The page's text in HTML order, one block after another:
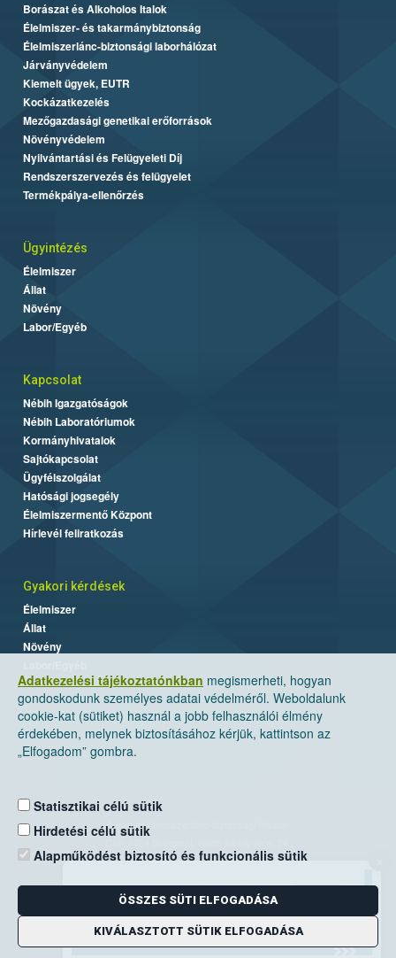
Adatkezelési tájékoztatónkban megismerheti, hogyan
gondoskodunk személyes adatai védelméről. Weboldalunk
cookie-kat (sütiket) használ a jobb felhasználói élmény
érdekében, melynek biztosításához kérjük, kattintson az
„Elfogadom” gombra.
Statisztikai célú sütik
Hirdetési célú sütik
Alapműködést biztosító és funkcionális sütik
ÖSSZES SÜTI ELFOGADÁSA
KIVÁLASZTOTT SÜTIK ELFOGADÁSA
Borászat és Alkoholos Italok
Élelmiszer- és takarmánybiztonság
Élelmiszerlánc-biztonsági laborhálózat
Járványvédelem
Kiemelt ügyek, EUTR
Kockázatkezelés
Mezőgazdasági genetikai erőforrások
Növényvédelem
Nyilvántartási és Felügyeleti Díj
Rendszerszervezés és felügyelet
Termékpálya-ellenőrzés
Ügyintézés
Élelmiszer
Állat
Növény
Labor/Egyéb
Kapcsolat
Nébih Igazgatóságok
Nébih Laboratóriumok
Kormányhivatalok
Sajtókapcsolat
Ügyfélszolgálat
Hatósági jogsegély
Élelmiszermentő Központ
Hírlevél feliratkozás
Gyakori kérdések
Élelmiszer
Állat
Növény
Nemzeti Élelmiszerlánc-biztonsági Hivatal
Levelezési cím: 1525 Budapest. Pf. 30.
E-mail:ugyfelszolgalat@nebih.gov.hu
Zöld szám: 06-80/263-244
Telefon: 06-1/ 336-9000